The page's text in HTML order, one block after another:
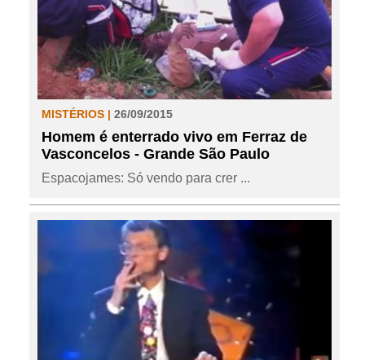
MISTÉRIOS | 26/09/2015
Homem é enterrado vivo em Ferraz de
Vasconcelos - Grande São Paulo
Espacojames: Só vendo para crer ...